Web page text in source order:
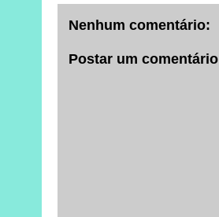
Nenhum comentário:
Postar um comentário